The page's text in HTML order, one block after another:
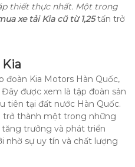
thiết thực nhất. Một trong
xe tải Kia cũ từ 1,25tấn trở
đoàn Kia Motors Hàn Quốc,
được xem là tập đoàn sản
tiên tại đất nước Hàn Quốc.
trở thành một trong những
trưởng và phát triển
nhờ sự uy tín và chất lượng